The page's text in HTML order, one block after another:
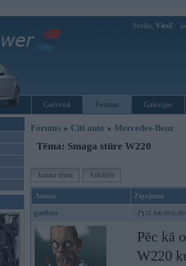
Sveiks, Viesi!
Galvenā Forums Galerijas
Forums » Citi auto » Mercedes-Benz
Tēma: Smaga stūre W220
Jauna tēma Atbildēt
Autors Ziņojums
gunbox 15. Feb 2016,
Pēc kā
W220